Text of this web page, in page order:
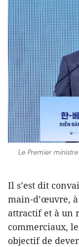
Le Premier
Il s’est dit
main-d’œuvre,
attractif et à un
commerciaux,
objectif de